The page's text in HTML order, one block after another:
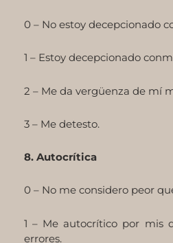
0 – No estoy decepcionado
1 – Estoy decepcionado
2 – Me da vergüenza de mí
3 – Me detesto.
8. Autocrítica
0 – No me considero peor
1 – Me autocrítico por mis
errores.